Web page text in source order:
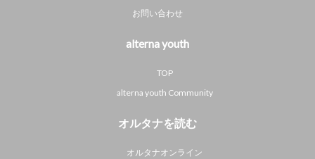
お問い合わせ
alterna youth
TOP
alterna youth Community
オルタナを読む
オルタナオンライン